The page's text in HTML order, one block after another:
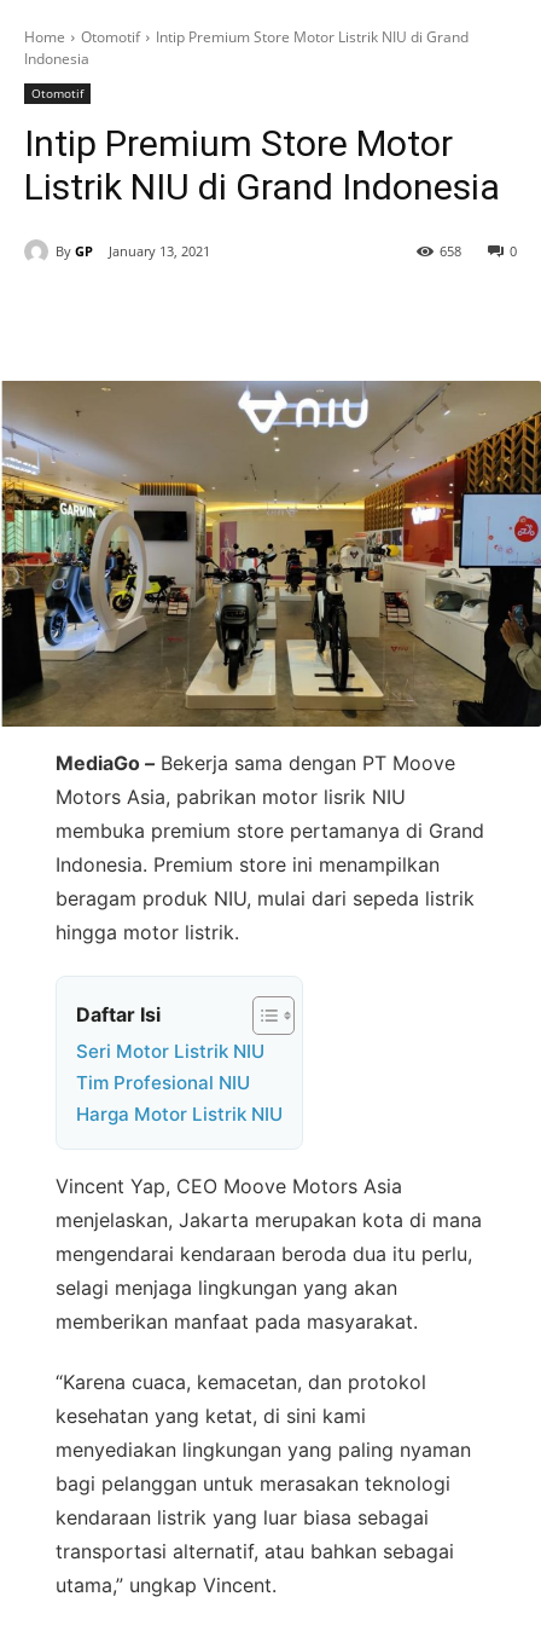
Home Otomotif
Intip Premium Store Motor Listrik NIU di Grand
Indonesia
Otomotif
Intip Premium Store Motor
Listrik NIU di Grand Indonesia
By GP January 13, 2021 0
658
MediaGo – Bekerja sama dengan PT Moove
Motors Asia, pabrikan motor lisrik NIU
membuka premium store pertamanya di Grand
Indonesia. Premium store ini menampilkan
beragam produk NIU, mulai dari sepeda listrik
hingga motor listrik.
Daftar Isi
Seri Motor Listrik NIU
Tim Profesional NIU
Harga Motor Listrik NIU
Vincent Yap, CEO Moove Motors Asia
menjelaskan, Jakarta merupakan kota di mana
mengendarai kendaraan beroda dua itu perlu,
selagi menjaga lingkungan yang akan
memberikan manfaat pada masyarakat.
“Karena cuaca, kemacetan, dan protokol
kesehatan yang ketat, di sini kami
menyediakan lingkungan yang paling nyaman
bagi pelanggan untuk merasakan teknologi
kendaraan listrik yang luar biasa sebagai
transportasi alternatif, atau bahkan sebagai
utama,” ungkap Vincent.